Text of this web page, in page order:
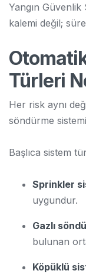
Yangın
kalemi değil;
Türleri
Her risk aynı
söndürme
Başlıca sistem
Sprinkler
uygundur.
Gazlı
bulunan
Köpüklü